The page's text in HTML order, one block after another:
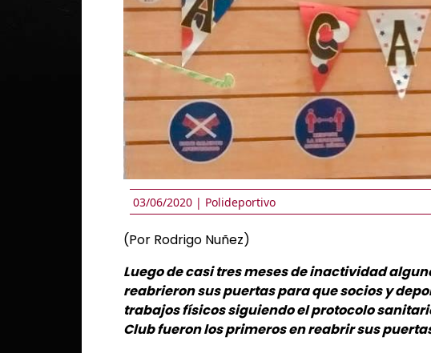
03/06/2020 | Polideportivo
(Por Rodrigo Nuñez)
Luego de casi tres meses de inactividad
reabrieron sus puertas para que socios y
trabajos físicos siguiendo el protocolo
Club fueron los primeros en reabrir sus